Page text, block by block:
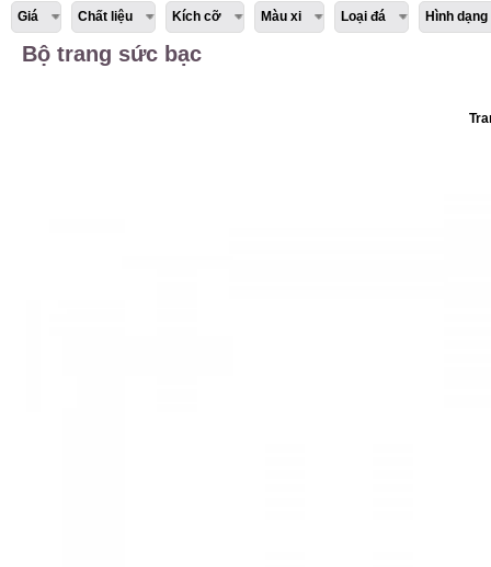
Giá Chất liệu Kích cỡ Màu xi Loại đá Hình dạng
Bộ trang sức bạc